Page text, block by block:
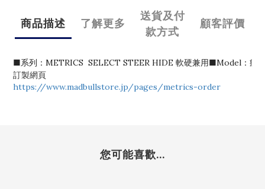
商品描述 了解更多
送貨及付
款方式
顧客評價
■系列：METRICS  SELECT STEER HIDE 軟硬兼用■Model：瘋
訂製網頁
https://www.madbullstore.jp/pages/metrics-order
您可能喜歡...